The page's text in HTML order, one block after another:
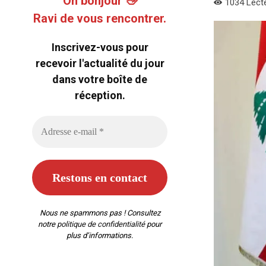
Ravi de vous rencontrer.
Inscrivez-vous pour
recevoir l'actualité du jour
dans votre boîte de
réception.
Nous ne spammons pas ! Consultez
notre politique de confidentialitépour
plus d’informations.
1034